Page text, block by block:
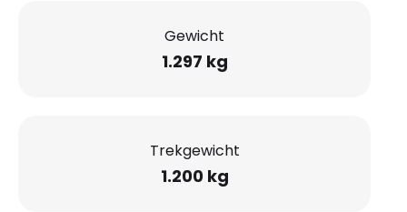
Gewicht
1.297 kg
Trekgewicht
1.200 kg